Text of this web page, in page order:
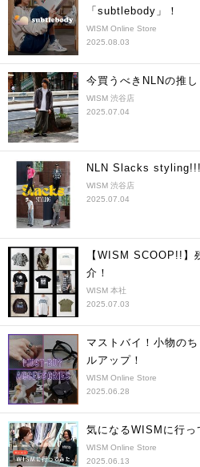
「subtlebody」！
WISM Online Store
2025.08.03
今買うべきNLNの推し
WISM 渋谷店
2025.07.04
NLN Slacks styling!!!
WISM 渋谷店
2025.07.04
【WISM SCOOP!!】
介！
WISM 本社
2025.07.03
マストバイ！小物の
ルアップ！
WISM Online Store
2025.06.28
気になるWISMに行っ
WISM Online Store
2025.06.13